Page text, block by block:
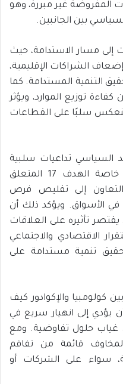
المفروضة غير مبررة، وهو
بين الجانبين.
إلى مسار الاستدامة، حيث
الشراكات الإقليمية،
التنمية المستدامة. كما
توزيع الموارد، ويؤثر
ينعكس سلبًا على القطاعات
السياسي تداعيات سلبية
على أهداف التنمية المستدامة، خاصة الهدف 17 المتعلق
إلى تقليص فرص
في الأسواق. ويؤكد ذلك أن
تأثيره على العلاقات
الاقتصادي والاجتماعي
تنمية مستدامة على
كولومبيا والإكوادور كيف
يؤدي إلى انهيار سريع في
غياب حلول تفاوضية. ومع
قائمة من تفاقم
سواء على الشركات أو